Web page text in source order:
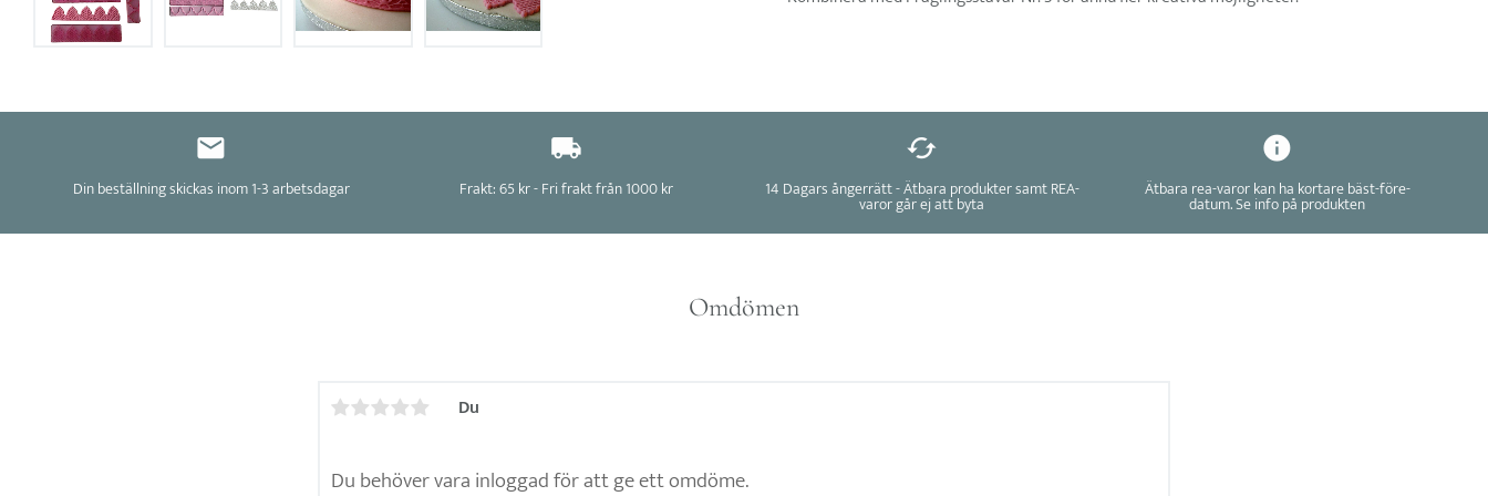
Din beställning skickas inom 1-3 arbetsdagar Frakt: 65 kr - Fri frakt från 1000 kr 14 Dagars ångerrätt - Ätbara produkter samt REA-
varor går ej att byta
Ätbara rea-varor kan ha kortare bäst-före-
datum. Se info på produkten
Omdömen
Du